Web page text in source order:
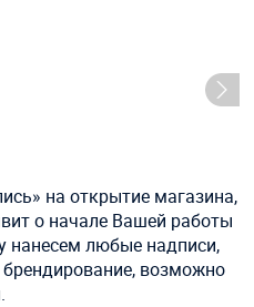
на открытие магазина,
о начале Вашей работы
нанесем любые надписи,
возможно